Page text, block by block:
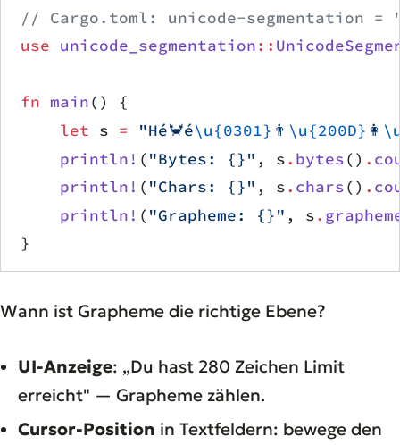
// Cargo.toml: unicode-segmentation =
use unicode_segmentation::
fn main() {
    let
s = "Hé🦀é\u{0301} 👨 \u{200D} 👩
    println!
( "Bytes: {}" , s. bytes() .
    println!
( "Chars: {}" , s. chars() .
    println!
( "Grapheme: {}" , s.
}
Wann ist Grapheme die richtige Ebene?
UI-Anzeige: „Du hast 280 Zeichen Limit
erreicht" — Grapheme zählen.
Cursor-Position in Textfeldern: bewege den